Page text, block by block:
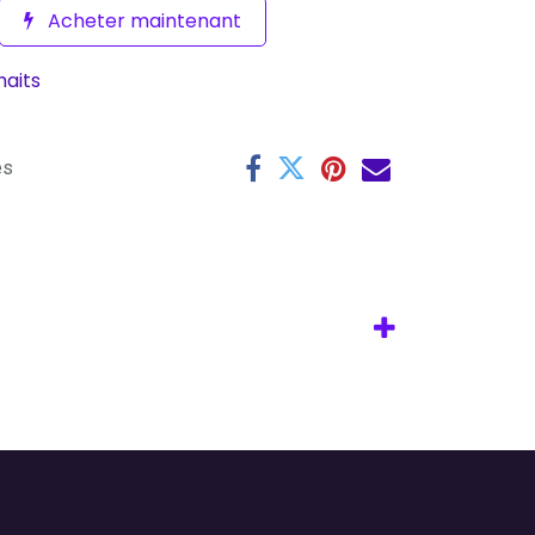
Acheter maintenant